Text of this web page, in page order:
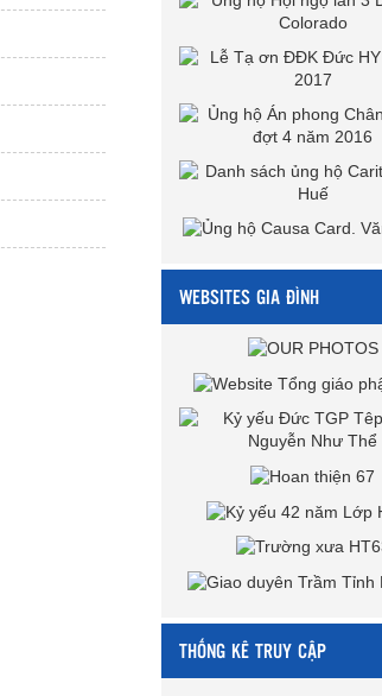
WEBSITES GIA ĐÌNH
THỐNG KÊ TRUY CẬP